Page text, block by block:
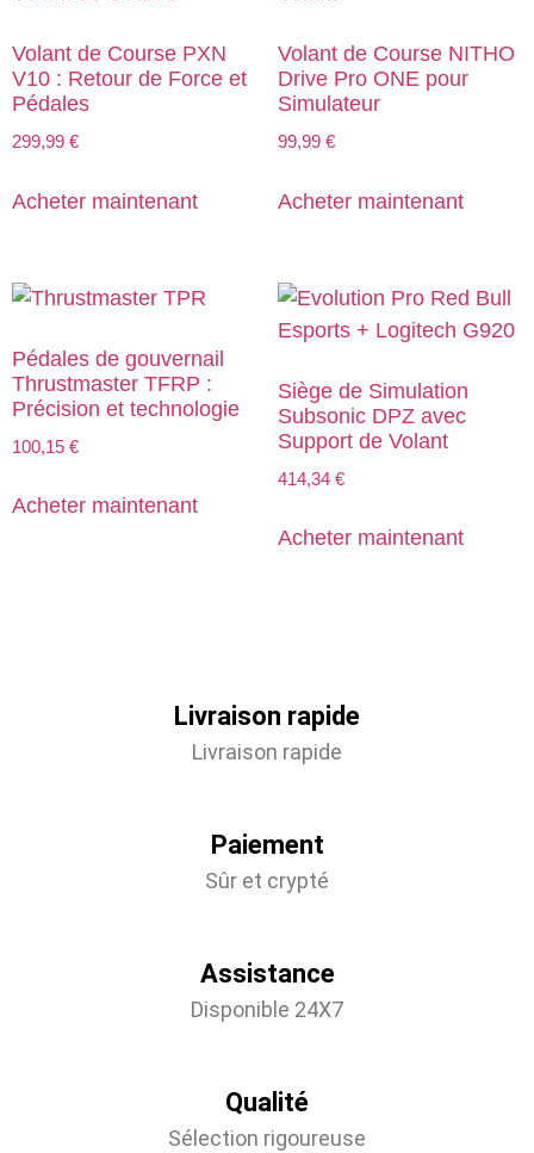
Volant de Course PXN
V10 : Retour de Force et
Pédales
299,99 €
Acheter maintenant
Volant de Course NITHO
Drive Pro ONE pour
Simulateur
99,99 €
Acheter maintenant
Pédales de gouvernail
Thrustmaster TFRP :
Précision et technologie
100,15 €
Acheter maintenant
Siège de Simulation
Subsonic DPZ avec
Support de Volant
414,34 €
Acheter maintenant
Livraison rapide
Livraison rapide
Paiement
Sûr et crypté
Assistance
Disponible 24X7
Qualité
Sélection rigoureuse